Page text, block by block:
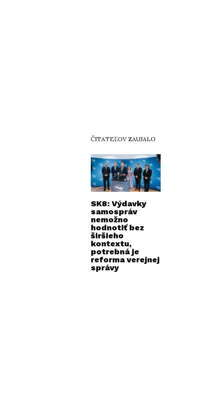
ČITATEĽOV ZAUJALO
SK8: Výdavky
samospráv
nemožno
hodnotiť bez
širšieho
kontextu,
potrebná je
reforma verejnej
správy